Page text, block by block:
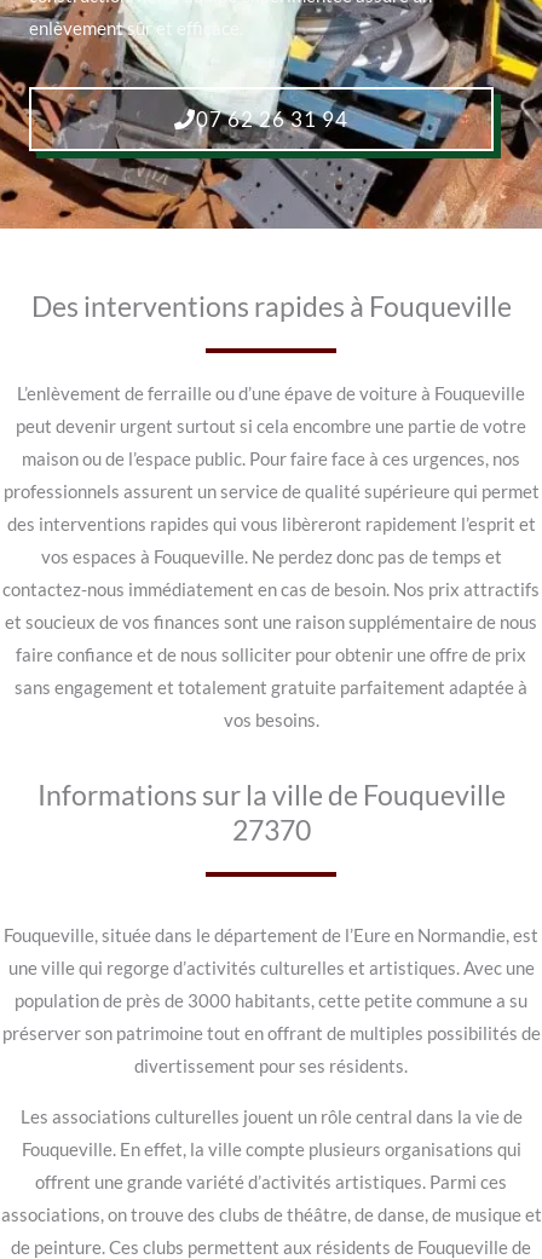
enlèvement sûr et efficace.
07 62 26 31 94
Des interventions rapides à Fouqueville
L’enlèvement de ferraille ou d’une épave de voiture à Fouqueville
peut devenir urgent surtout si cela encombre une partie de votre
maison ou de l’espace public. Pour faire face à ces urgences, nos
professionnels assurent un service de qualité supérieure qui permet
des interventions rapides qui vous libèreront rapidement l’esprit et
vos espaces à Fouqueville. Ne perdez donc pas de temps et
contactez-nous immédiatement en cas de besoin. Nos prix attractifs
et soucieux de vos finances sont une raison supplémentaire de nous
faire confiance et de nous solliciter pour obtenir une offre de prix
sans engagement et totalement gratuite parfaitement adaptée à
vos besoins.
Informations sur la ville de Fouqueville
27370
Fouqueville, située dans le département de l’Eure en Normandie, est
une ville qui regorge d’activités culturelles et artistiques. Avec une
population de près de 3000 habitants, cette petite commune a su
préserver son patrimoine tout en offrant de multiples possibilités de
divertissement pour ses résidents.
Les associations culturelles jouent un rôle central dans la vie de
Fouqueville. En effet, la ville compte plusieurs organisations qui
offrent une grande variété d’activités artistiques. Parmi ces
associations, on trouve des clubs de théâtre, de danse, de musique et
de peinture. Ces clubs permettent aux résidents de Fouqueville de